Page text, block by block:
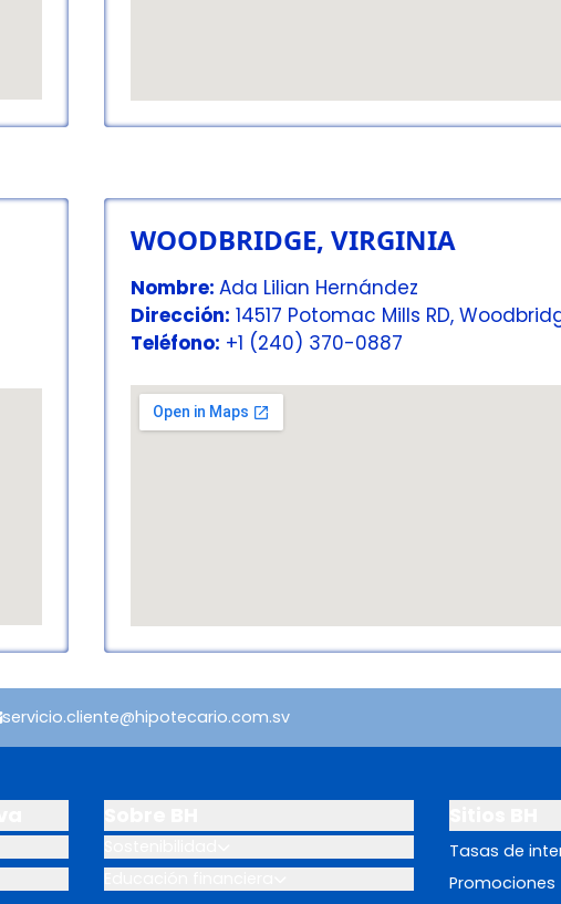
WOODBRIDGE, VIRGINIA
Nombre: Ada Lilian Hernández
Dirección: 14517 Potomac Mills RD,
Teléfono: +1 (240) 370-0887
servicio.cliente@hipotecario.com.sv
Tasas de
Promociones